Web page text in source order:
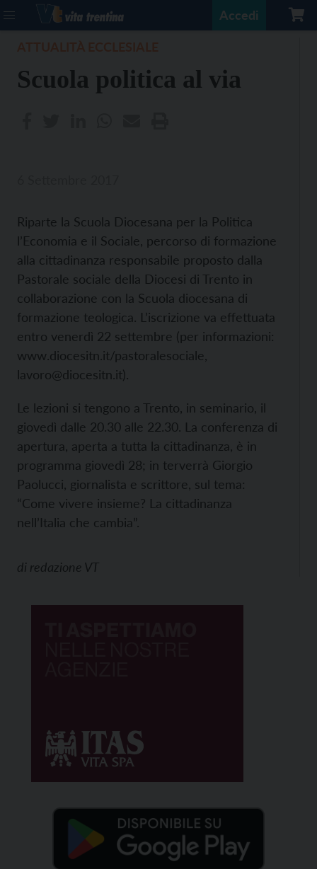
Accedi
Scuola politica al via
Riparte la Scuola Diocesana per la Politica
l’Economia e il Sociale, percorso di formazione
alla cittadinanza responsabile proposto dalla
Pastorale sociale della Diocesi di Trento in
collaborazione con la Scuola diocesana di
formazione teologica. L’iscrizione va effettuata
entro venerdì 22 settembre (per informazioni:
www.diocesitn.it/pastoralesociale,
lavoro@diocesitn.it).
Le lezioni si tengono a Trento, in seminario, il
giovedì dalle 20.30 alle 22.30. La conferenza di
apertura, aperta a tutta la cittadinanza, è in
programma giovedì 28; in terverrà Giorgio
Paolucci, giornalista e scrittore, sul tema:
“Come vivere insieme? La cittadinanza
nell’Italia che cambia”.
di redazione VT